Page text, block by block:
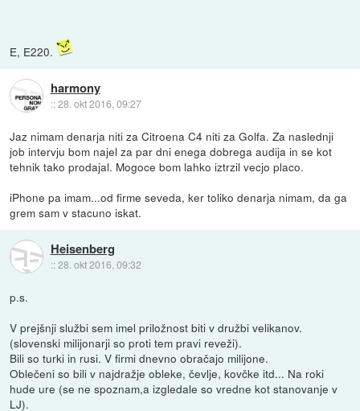
E, E220.
harmony
::28. okt 2016, 09:27
Jaz nimam denarja niti za Citroena C4 niti za Golfa. Za naslednji
job intervju bom najel za par dni enega dobrega audija in se kot
tehnik tako prodajal. Mogoce bom lahko iztrzil vecjo placo.
iPhone pa imam...od firme seveda, ker toliko denarja nimam, da ga
grem sam v stacuno iskat.
Heisenberg
::28. okt 2016, 09:32
p.s.
V prejšnji službi sem imel priložnost biti v družbi velikanov.
(slovenski milijonarji so proti tem pravi reveži).
Bili so turki in rusi. V firmi dnevno obračajo milijone.
Oblečeni so bili v najdražje obleke, čevlje, kovčke itd... Na roki
hude ure (se ne spoznam,a izgledale so vredne kot stanovanje v
LJ).